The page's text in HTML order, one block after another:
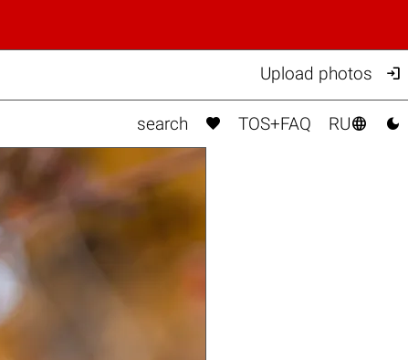
Upload photos 
search  TOS+FAQ RU 